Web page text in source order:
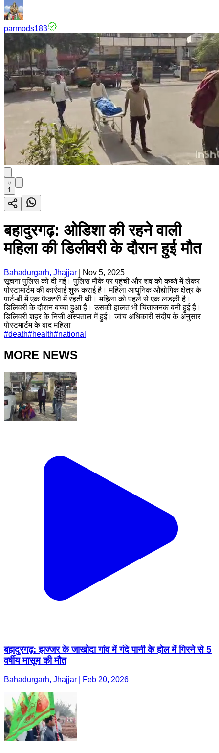
parmods183
1
बहादुरगढ़: ओडिशा की रहने वाली
महिला की डिलीवरी के दौरान हुई मौत
Bahadurgarh, Jhajjar
Nov 5, 2025
सूचना पुलिस को दी गई। पुलिस मौके पर पहुंची और शव को कब्जे में लेकर
पोस्टामार्टम की कार्रवाई शुरू कराई है। महिला आधुनिक औद्योगिक क्षेत्र के
पार्ट-बी में एक फैक्टरी में रहती थी। महिला को पहले से एक लडक़ी है।
डिलिवरी के दौरान बच्चा हुआ है। उसकी हालत भी चिंताजनक बनी हुई है।
डिलिवरी शहर के निजी अस्पताल में हुई। जांच अधिकारी संदीप के अनुसार
पोस्टमार्टम के बाद महिला
#death#health#national
MORE NEWS
बहादुरगढ़: झज्जर के जाखोदा गांव में गंदे पानी के होल में गिरने से 5
वर्षीय मासूम की मौत
Bahadurgarh, Jhajjar | Feb 20, 2026